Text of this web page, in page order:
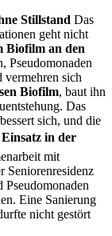
Stillstand Das
geht nicht
Biofilm an den
Pseudomonaden
vermehren sich
Biofilm, baut ihn
Das
sich, und die
in der
mit
Eine Sanierung
nicht gestört